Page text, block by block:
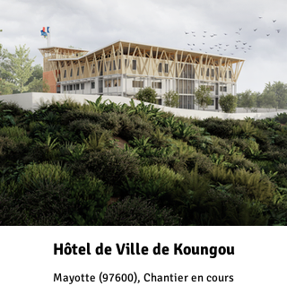
Hôtel de Ville de Koungou
Mayotte (97600), Chantier en cours